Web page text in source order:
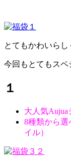
とてもかわいらし
今回もとてもスペ
１
大人気
8種類から
イル）